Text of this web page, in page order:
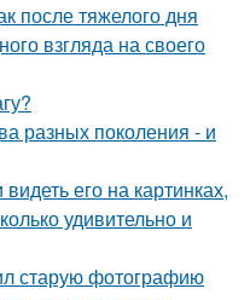
после тяжелого дня
взгляда на своего
разных поколения - и
его на картинках,
удивительно и
старую фотографию